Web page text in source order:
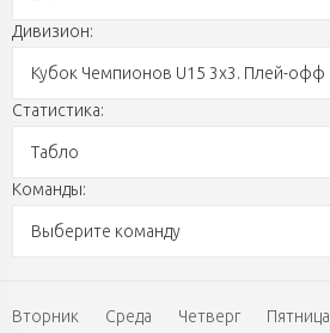
Дивизион:
Кубок Чемпионов U15 3х3. Плей-офф
Статистика:
Табло
Команды:
Выберите команду
Вторник Среда Четверг
Пятница